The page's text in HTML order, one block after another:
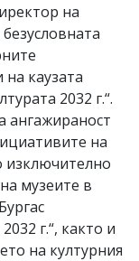
на
каузата
2032 г.“.
ангажираност
на
изключително
музеите в
г.“, както и
на културния